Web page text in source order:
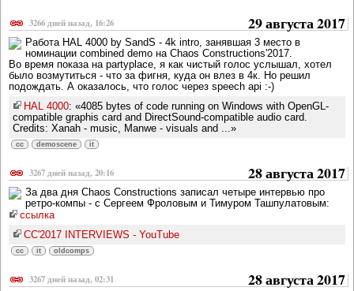
3266 дней назад, 16:26 29 августа 2017
Работа HAL 4000 by SandS - 4k intro, занявшая 3 место в
номинации combined demo на Chaos Constructions'2017.
Во время показа на partyplace, я как чистый голос услышал, хотел
было возмутиться - что за фигня, куда он влез в 4к. Но решил
подождать. А оказалось, что голос через speech api :-)
HAL 4000: «4085 bytes of code running on Windows with OpenGL-
compatible graphis card and DirectSound-compatible audio card.
Credits: Xanah - music, Manwe - visuals and ...»
cc demoscene it
3267 дней назад, 20:16 28 августа 2017
За два дня Chaos Constructions записал четыре интервью про
ретро-компы - с Сергеем Фроловым и Тимуром Ташпулатовым:
ссылка
CC'2017 INTERVIEWS - YouTube
cc it oldcomps
3267 дней назад, 02:31 28 августа 2017